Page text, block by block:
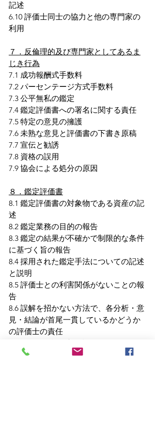
記述
6.10 評価士同士の協力と他の専門家の
利用
７．反倫理的及び専門家としてあるま
じき行為
7.1 成功報酬式手数料
7.2 パーセンテージ方式手数料
7.3 公平無私の鑑定
7.4 鑑定評価書への署名に関する責任
7.5 特定の意見の擁護
7.6 未熟な意見と評価書の下書き原稿
7.7 宣伝と勧誘
7.8 資格の誤用
7.9 協会による処分の原因
８．鑑定評価書
8.1 鑑定評価書の対象物である資産の記
述
8.2 鑑定業務の目的の報告
8.3 鑑定の結果が不確かで制限的な条件
に基づく旨の報告
8.4 採用された鑑定手法についての記述
と説明
8.5 評価士との利害関係がないことの報
告
8.6 誤解を招かない方法で、各分析・意
見・結論が首尾一貫しているかどうか
の評価士の責任
8.8 鑑定評価書への署名と反対意見の併